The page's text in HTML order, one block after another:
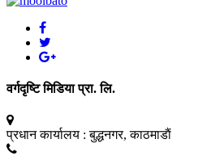
वर्गदृष्टि मिडिया प्रा. लि.
प्रधान कार्यालय : बुद्धनगर, काठमाडाैं